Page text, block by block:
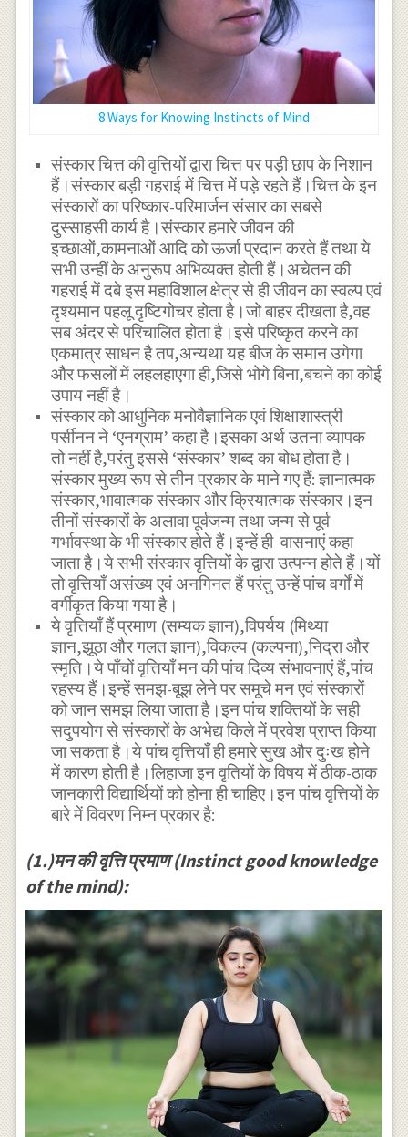
8 Ways for Knowing Instincts of Mind
संस्कार चित्त की वृत्तियों द्वारा चित्त पर पड़ी छाप के निशान
हैं।संस्कार बड़ी गहराई में चित्त में पड़े रहते हैं।चित्त के इन
संस्कारों का परिष्कार-परिमार्जन संसार का सबसे
दुस्साहसी कार्य है।संस्कार हमारे जीवन की
इच्छाओं,कामनाओं आदि को ऊर्जा प्रदान करते हैं तथा ये
सभी उन्हीं के अनुरूप अभिव्यक्त होती हैं।अचेतन की
गहराई में दबे इस महाविशाल क्षेत्र से ही जीवन का स्वल्प एवं
दृश्यमान पहलू दृष्टिगोचर होता है।जो बाहर दीखता है,वह
सब अंदर से परिचालित होता है।इसे परिष्कृत करने का
एकमात्र साधन है तप,अन्यथा यह बीज के समान उगेगा
और फसलों में लहलहाएगा ही,जिसे भोगे बिना,बचने का कोई
उपाय नहीं है।
संस्कार को आधुनिक मनोवैज्ञानिक एवं शिक्षाशास्त्री
पर्सीनन ने ‘एनग्राम’ कहा है।इसका अर्थ उतना व्यापक
तो नहीं है,परंतु इससे ‘संस्कार’ शब्द का बोध होता है।
संस्कार मुख्य रूप से तीन प्रकार के माने गए हैं: ज्ञानात्मक
संस्कार,भावात्मक संस्कार और क्रियात्मक संस्कार।इन
तीनों संस्कारों के अलावा पूर्वजन्म तथा जन्म से पूर्व
गर्भावस्था के भी संस्कार होते हैं।इन्हें ही वासनाएं कहा
जाता है।ये सभी संस्कार वृत्तियों के द्वारा उत्पन्न होते हैं।यों
तो वृत्तियाँ असंख्य एवं अनगिनत हैं परंतु उन्हें पांच वर्गों में
वर्गीकृत किया गया है।
ये वृत्तियाँ हैं प्रमाण (सम्यक ज्ञान),विपर्यय (मिथ्या
ज्ञान,झूठा और गलत ज्ञान),विकल्प (कल्पना),निद्रा और
स्मृति।ये पाँचों वृत्तियाँ मन की पांच दिव्य संभावनाएं हैं,पांच
रहस्य हैं।इन्हें समझ-बूझ लेने पर समूचे मन एवं संस्कारों
को जान समझ लिया जाता है।इन पांच शक्तियों के सही
सदुपयोग से संस्कारों के अभेद्य किले में प्रवेश प्राप्त किया
जा सकता है।ये पांच वृत्तियाँ ही हमारे सुख और दुःख होने
में कारण होती है।लिहाजा इन वृतियों के विषय में ठीक-ठाक
जानकारी विद्यार्थियों को होना ही चाहिए।इन पांच वृत्तियों के
बारे में विवरण निम्न प्रकार है:
(1.)मन की वृत्ति प्रमाण (Instinct good knowledge
of the mind):